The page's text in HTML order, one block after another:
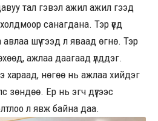
тал гэвэл ажил ажил гээд
холдмоор санагдана. Тэр үед
шүү гээд л яваад өгнө. Тэр
ажлаа даагаад үлддэг.
хараад, нөгөө нь ажлаа хийдэг
зөндөө. Ер нь эгч дүүгээс
л явж байна даа.